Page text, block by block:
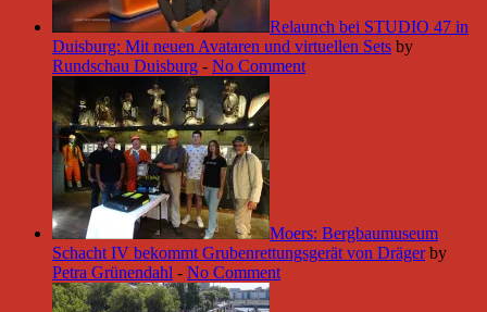
Relaunch bei STUDIO 47 in
Duisburg: Mit neuen Avataren und virtuellen Sets by
Rundschau Duisburg - No Comment
Moers: Bergbaumuseum
Schacht IV bekommt Grubenrettungsgerät von Dräger by
Petra Grünendahl - No Comment